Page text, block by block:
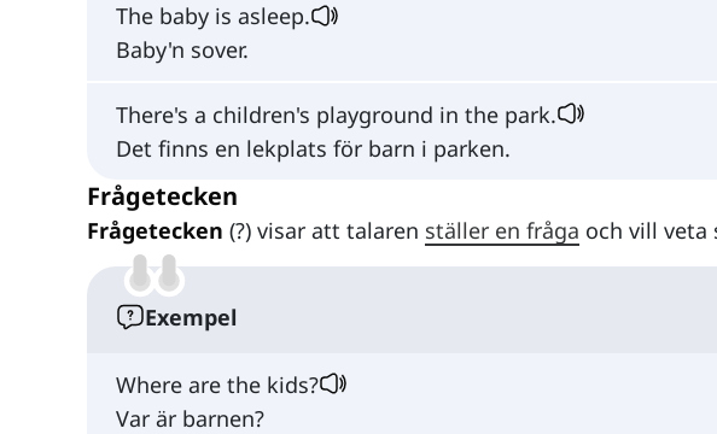
The baby is asleep.
Baby'n sover.
There's a children's playground in the park.
Det finns en lekplats för barn i parken.
Frågetecken
Frågetecken (?) visar att talaren ställer en fråga och vill veta
Exempel
Where are the kids?
Var är barnen?